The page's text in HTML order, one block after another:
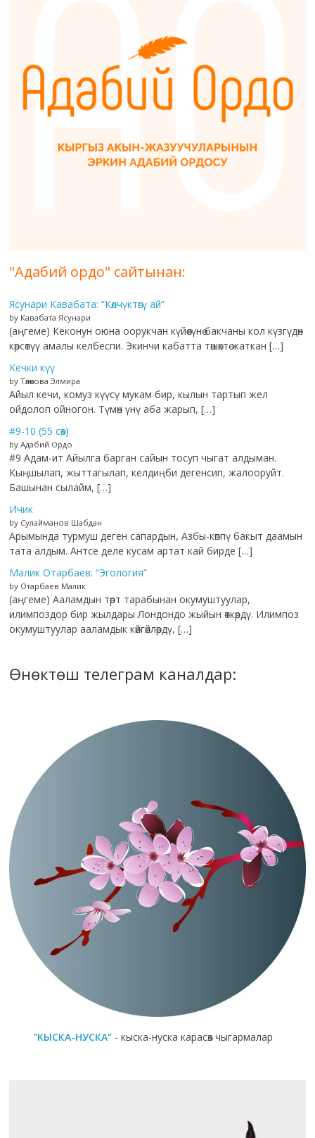
"Адабий ордо" сайтынан:
Ясунари Кавабата: “Көлчүктөгү ай”
by Кавабата Ясунари
(аңгеме) Кёконун оюна оорукчан күйөөсүнө бакчаны кол күзгүдөн
көрсөтүү амалы келбеспи. Экинчи кабатта төшөктө жаткан […]
Кечки күү
by Төлөкова Элмира
Айыл кечи, комуз күүсү мукам бир, кылын тартып жел
ойдолоп ойногон. Түмөн үнү аба жарып, […]
#9-10 (55 сөз)
by Адабий Ордо
#9 Адам-ит Айылга барган сайын тосуп чыгат алдыман.
Кыңшылап, жыттагылап, келдиңби дегенсип, жалооруйт.
Башынан сылайм, […]
Ичик
by Сулайманов Шабдан
Арымында турмуш деген сапардын, Азбы-көппү бакыт даамын
тата алдым. Антсе деле кусам артат кай бирде […]
Малик Отарбаев: “Эгология”
by Отарбаев Малик
(аңгеме) Ааламдын төрт тарабынан окумуштуулар,
илимпоздор бир жылдары Лондондо жыйын өткөрдү. Илимпоз
окумуштуулар ааламдык көйгөйлөрдү, […]
Өнөктөш телеграм каналдар:
"КЫСКА-НУСКА" - кыска-нуска карасөз чыгармалар